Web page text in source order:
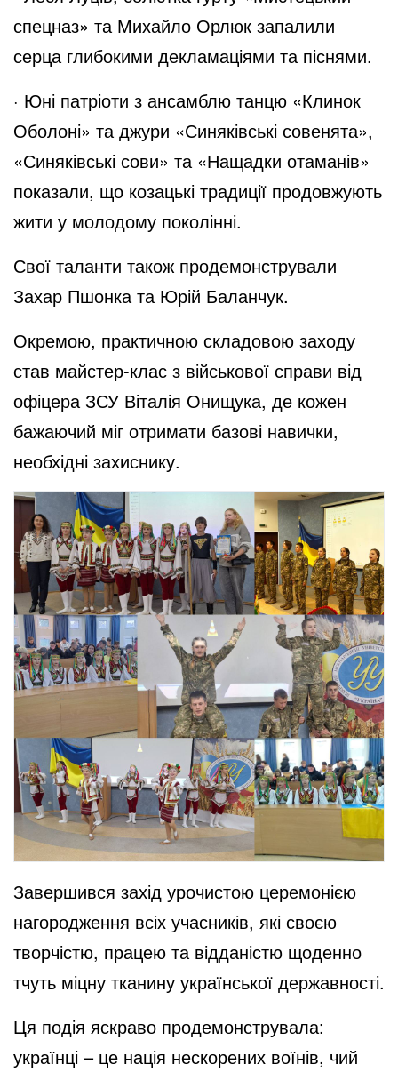
спецназ» та Михайло Орлюк запалили
серца глибокими декламаціями та піснями.
· Юні патріоти з ансамблю танцю «Клинок
Оболоні» та джури «Синяківські совенята»,
«Синяківські сови» та «Нащадки отаманів»
показали, що козацькі традиції продовжують
жити у молодому поколінні.
Свої таланти також продемонстрували
Захар Пшонка та Юрій Баланчук.
Окремою, практичною складовою заходу
став майстер-клас з військової справи від
офіцера ЗСУ Віталія Онищука, де кожен
бажаючий міг отримати базові навички,
необхідні захиснику.
Завершився захід урочистою церемонією
нагородження всіх учасників, які своєю
творчістю, працею та відданістю щоденно
тчуть міцну тканину української державності.
Ця подія яскраво продемонструвала:
українці – це нація нескорених воїнів, чий